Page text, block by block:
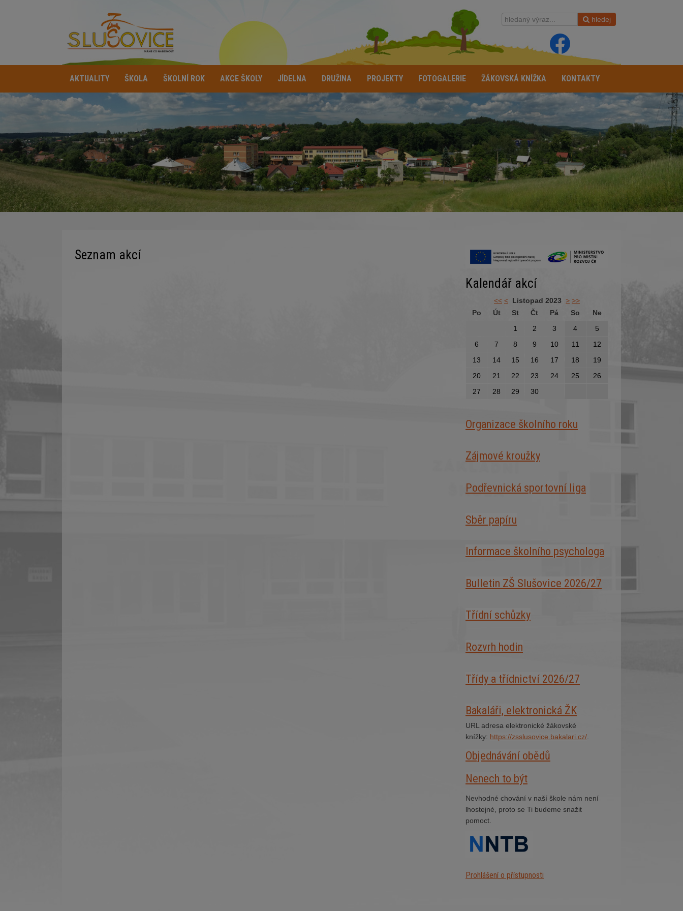
hledej
AKTUALITY ŠKOLA ŠKOLNÍ ROK AKCE ŠKOLY JÍDELNA DRUŽINA PROJEKTY FOTOGALERIE ŽÁKOVSKÁ KNÍŽKA KONTAKTY
Seznam akcí
Kalendář akcí
<< < Listopad 2023 > >>
Po
Út St Čt Pá So
Ne
1
2 3 4
5
6
7 8 9 10 11
12
13
14 15 16 17 18
19
20
21 22 23 24 25
26
27
28 29 30
Organizace školního roku
Zájmové kroužky
Podřevnická sportovní liga
Sběr papíru
Informace školního psychologa
Bulletin ZŠ Slušovice 2026/27
Třídní schůzky
Rozvrh hodin
Třídy a třídnictví 2026/27
Bakaláři, elektronická ŽK
URL adresa elektronické žákovské
knížky: https://zsslusovice.bakalari.cz/
Objednávání obědů
Nenech to být
Nevhodné chování v naší škole nám není
lhostejné, proto se Ti budeme snažit
pomoct.
Prohlášení o přístupnosti